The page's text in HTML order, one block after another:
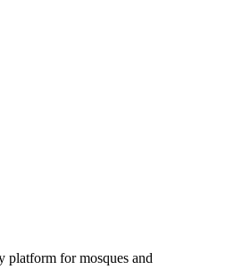
platform for mosques and